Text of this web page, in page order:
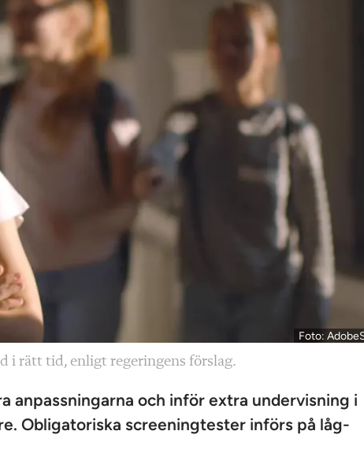
Foto:
i rätt tid, enligt regeringens förslag.
anpassningarna och inför extra undervisning i
Obligatoriska screeningtester införs på låg-